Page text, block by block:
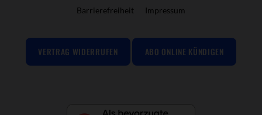
Barrierefreiheit Impressum
VERTRAG WIDERRUFEN ABO ONLINE KÜNDIGEN